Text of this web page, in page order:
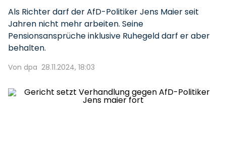
Als Richter darf der AfD-Politiker Jens Maier seit
Jahren nicht mehr arbeiten. Seine
Pensionsansprüche inklusive Ruhegeld darf er aber
behalten.
Von dpa 28.11.2024, 18:03